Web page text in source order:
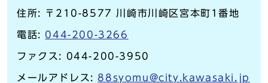
住所: 〒210-8577 川崎市川崎区宮本町1番地
電話: 044-200-3266
ファクス: 044-200-3950
メールアドレス:88syomu@city.kawasaki.jp